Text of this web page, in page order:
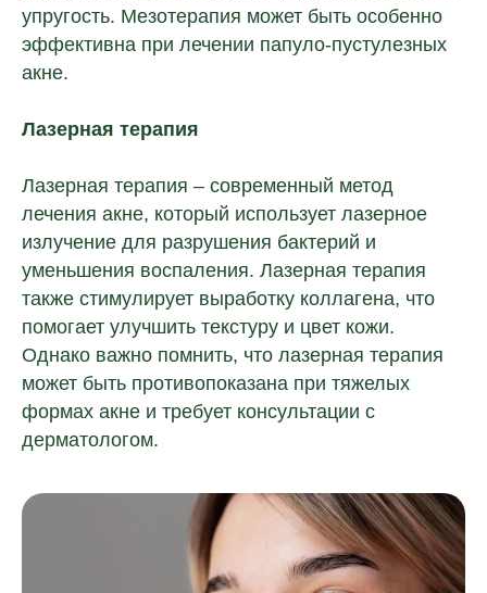
упругость. Мезотерапия может быть особенно
эффективна при лечении папуло-пустулезных
акне.
Лазерная терапия
Лазерная терапия – современный метод
лечения акне, который использует лазерное
излучение для разрушения бактерий и
уменьшения воспаления. Лазерная терапия
также стимулирует выработку коллагена, что
помогает улучшить текстуру и цвет кожи.
Однако важно помнить, что лазерная терапия
может быть противопоказана при тяжелых
формах акне и требует консультации с
дерматологом.